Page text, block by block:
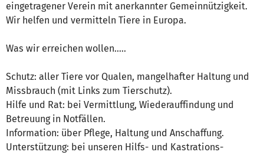
eingetragener Verein mit anerkannter Gemeinnützigkeit.
Wir helfen und vermitteln Tiere in Europa.
Was wir erreichen wollen.....
Schutz: aller Tiere vor Qualen, mangelhafter Haltung und
Missbrauch (mit Links zum Tierschutz).
Hilfe und Rat: bei Vermittlung, Wiederauffindung und
Betreuung in Notfällen.
Information: über Pflege, Haltung und Anschaffung.
Unterstützung: bei unseren Hilfs- und Kastrations-